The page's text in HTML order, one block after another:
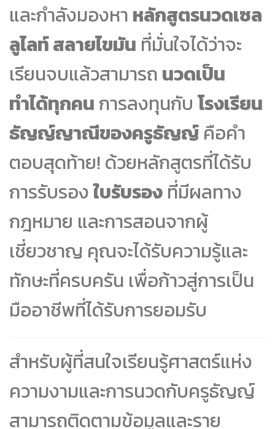
และกำลังมองหา หลักสูตรนวดเซล
ลูไลท์ สลายไขมัน ที่มั่นใจได้ว่าจะ
เรียนจบแล้วสามารถ นวดเป็น
ทำได้ทุกคน การลงทุนกับ โรงเรียน
ธัญญ์ญาณีของครูธัญญ์ คือคำ
ตอบสุดท้าย! ด้วยหลักสูตรที่ได้รับ
การรับรองใบรับรอง ที่มีผลทาง
กฎหมาย และการสอนจากผู้
เชี่ยวชาญ คุณจะได้รับความรู้และ
ทักษะที่ครบครัน เพื่อก้าวสู่การเป็น
มืออาชีพที่ได้รับการยอมรับ
สำหรับผู้ที่สนใจเรียนรู้ศาสตร์แห่ง
ความงามและการนวดกับครูธัญญ์
สามารถติดตามข้อมูลและราย